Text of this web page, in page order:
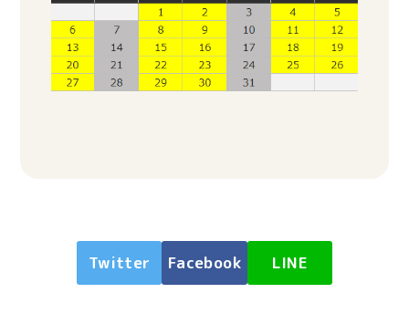
Twitter Facebook LINE